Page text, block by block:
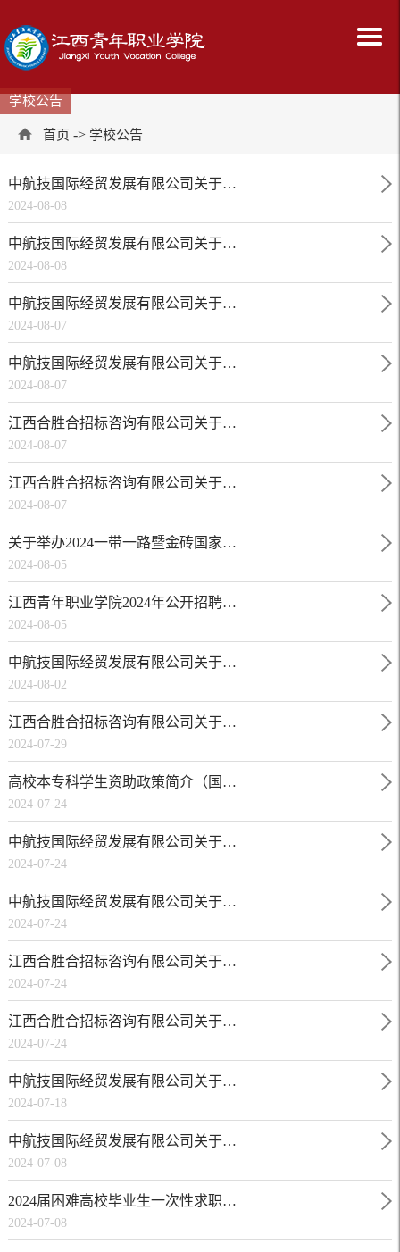
学校公告
首页 -> 学校公告
中航技国际经贸发展有限公司关于…
2024-08-08
中航技国际经贸发展有限公司关于…
2024-08-08
中航技国际经贸发展有限公司关于…
2024-08-07
中航技国际经贸发展有限公司关于…
2024-08-07
江西合胜合招标咨询有限公司关于…
2024-08-07
江西合胜合招标咨询有限公司关于…
2024-08-07
关于举办2024一带一路暨金砖国家…
2024-08-05
江西青年职业学院2024年公开招聘…
2024-08-05
中航技国际经贸发展有限公司关于…
2024-08-02
江西合胜合招标咨询有限公司关于…
2024-07-29
高校本专科学生资助政策简介（国…
2024-07-24
中航技国际经贸发展有限公司关于…
2024-07-24
中航技国际经贸发展有限公司关于…
2024-07-24
江西合胜合招标咨询有限公司关于…
2024-07-24
江西合胜合招标咨询有限公司关于…
2024-07-24
中航技国际经贸发展有限公司关于…
2024-07-18
中航技国际经贸发展有限公司关于…
2024-07-08
2024届困难高校毕业生一次性求职…
2024-07-08